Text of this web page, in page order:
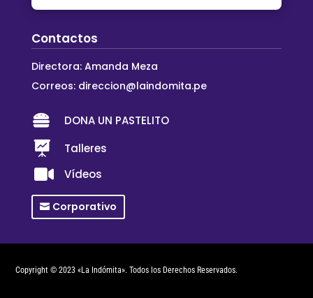
Contactos
Directora: Amanda Meza
Correos: direccion@laindomita.pe
 DONA UN PASTELITO
 Talleres
 Vídeos
Corporativo
Copyright © 2023 «La Indómita». Todos los Derechos Reservados.